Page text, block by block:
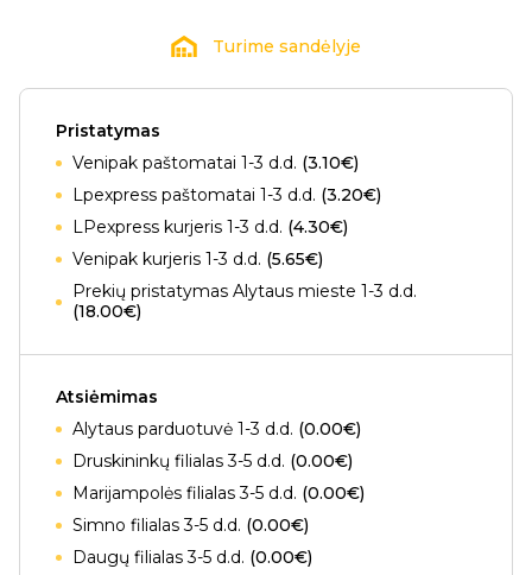
Turime sandėlyje
Pristatymas
Venipak paštomatai 1-3 d.d. (3.10€)
Lpexpress paštomatai 1-3 d.d. (3.20€)
LPexpress kurjeris 1-3 d.d. (4.30€)
Venipak kurjeris 1-3 d.d. (5.65€)
Prekių pristatymas Alytaus mieste 1-3 d.d.
(18.00€)
Atsiėmimas
Alytaus parduotuvė 1-3 d.d. (0.00€)
Druskininkų filialas 3-5 d.d. (0.00€)
Marijampolės filialas 3-5 d.d. (0.00€)
Simno filialas 3-5 d.d. (0.00€)
Daugų filialas 3-5 d.d. (0.00€)